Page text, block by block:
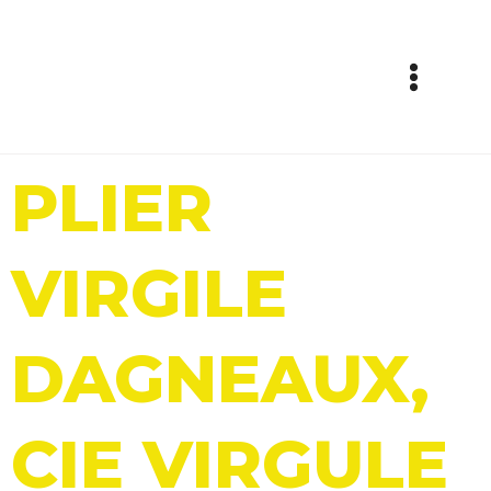
Menu
PLIER
VIRGILE
DAGNEAUX,
CIE VIRGULE